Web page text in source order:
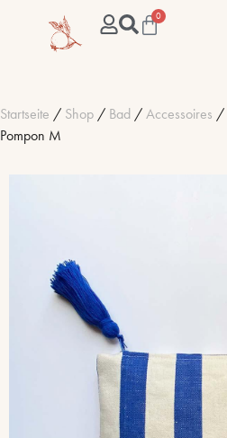
0
Startseite / Shop / Bad /Accessoires /
Pompon M